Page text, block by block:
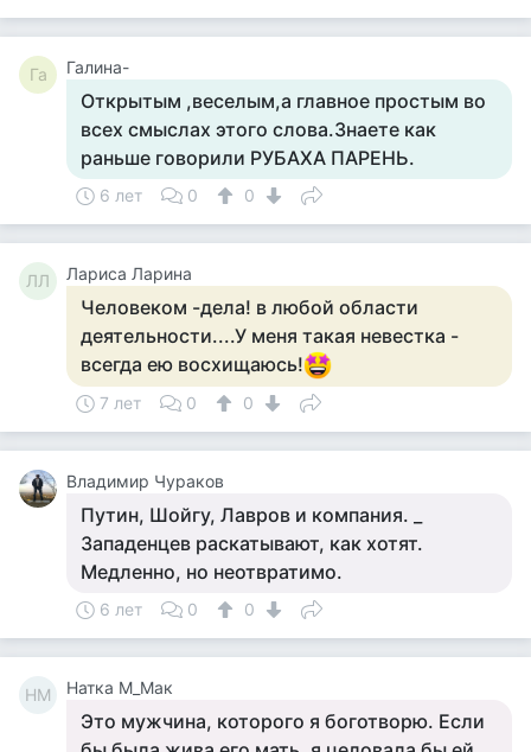
Га Галина-
Открытым ,веселым,а главное простым во
всех смыслах этого слова.Знаете как
раньше говорили РУБАХА ПАРЕНЬ.
6 лет 0 0
ЛЛ Лариса Ларина
Человеком -дела! в любой области
деятельности....У меня такая невестка -
всегда ею восхищаюсь!
7 лет 0 0
Владимир Чураков
Путин, Шойгу, Лавров и компания. _
Западенцев раскатывают, как хотят.
Медленно, но неотвратимо.
6 лет 0 0
НМ Натка М_Мак
Это мужчина, которого я боготворю. Если